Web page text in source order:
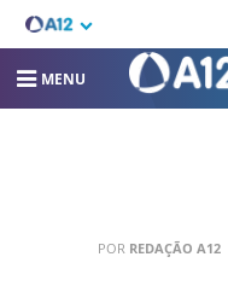
MENU
POR REDAÇÃO A12